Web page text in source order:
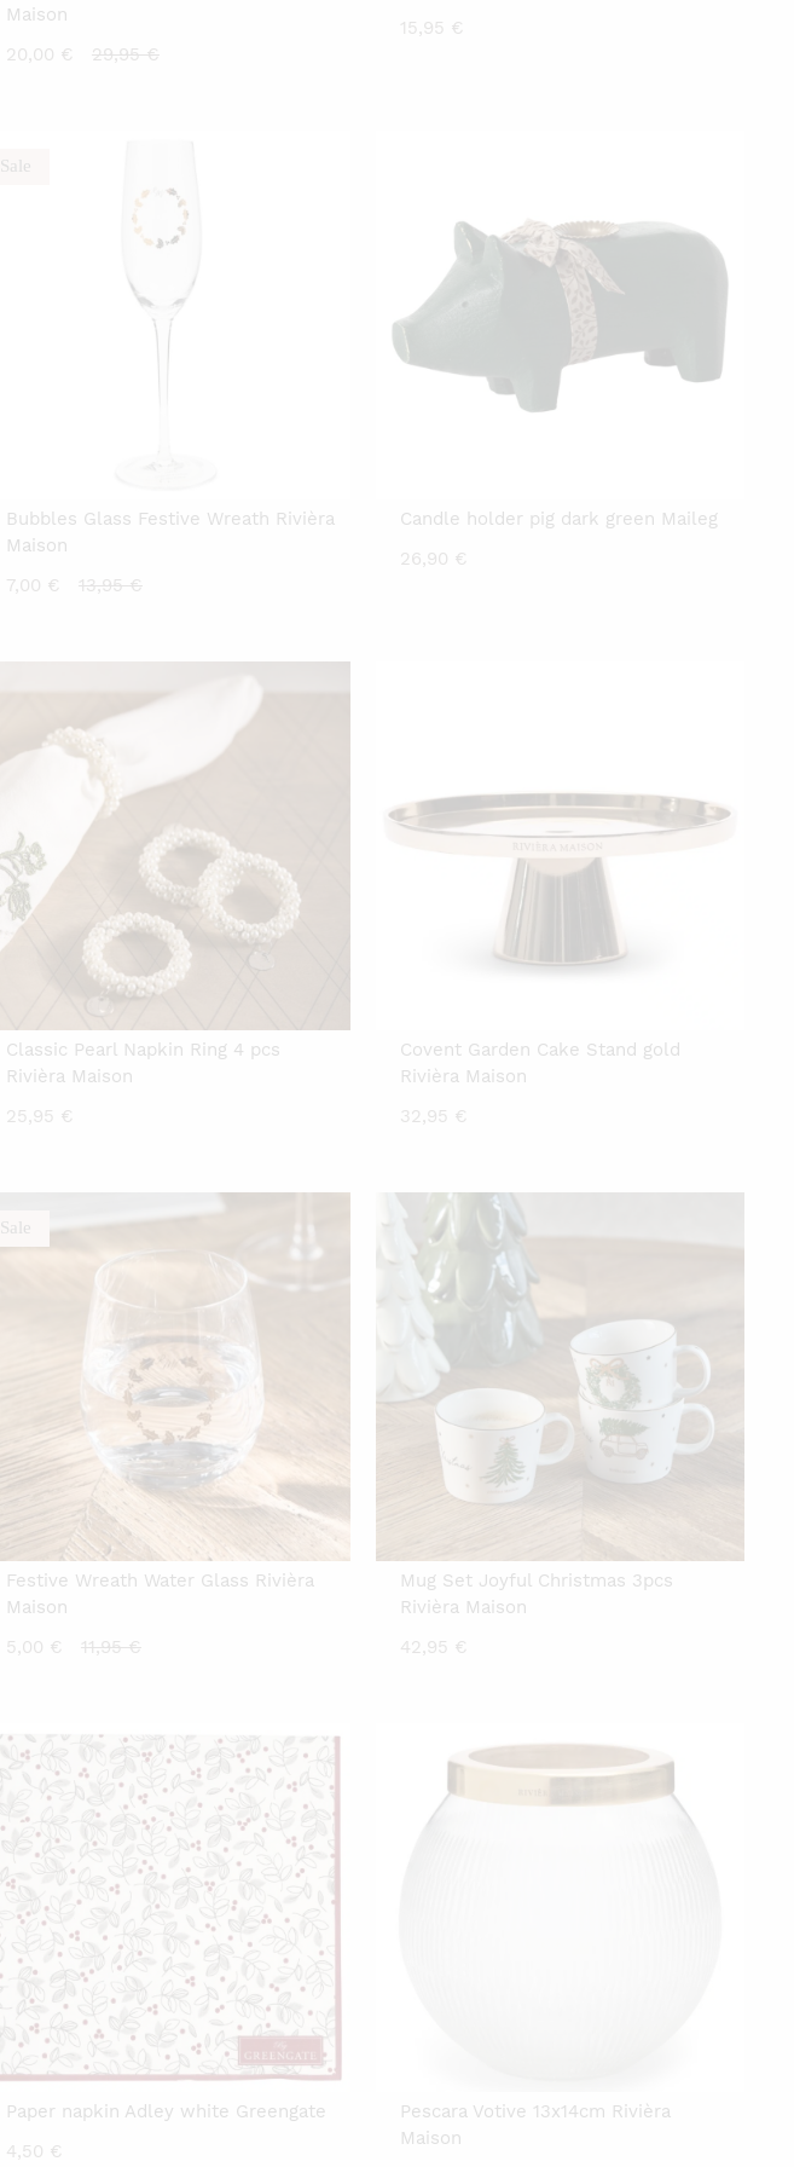
Maison
20,00 €
Current
29,95€Original
15,95 €
Sale
Bubbles Glass Festive Wreath Rivièra
Maison
7,00 €
Current
13,95€Original
Candle holder pig dark green Maileg
26,90 €
Classic Pearl Napkin Ring 4 pcs
Rivièra Maison
25,95 €
Covent Garden Cake Stand gold
Rivièra Maison
32,95 €
Sale
Festive Wreath Water Glass Rivièra
Maison
5,00 €
Current
5,00 €.
11,95€Original
11,95 €.
Mug Set Joyful Christmas 3pcs
Rivièra Maison
42,95 €
Paper napkin Adley white Greengate
4,50 €
Pescara Votive 13x14cm Rivièra
Maison